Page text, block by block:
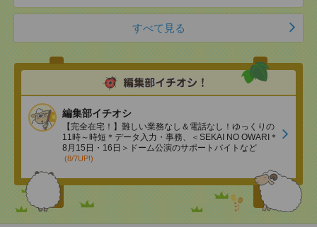
すべて見る
編集部イチオシ
【完全在宅！】難しい業務なし＆電話なし！ゆっくりの
11時～時短＊データ入力・事務、＜SEKAI NO OWARI＊
8月15日・16日＞ドーム公演のサポートバイトなど
(8/7UP!)